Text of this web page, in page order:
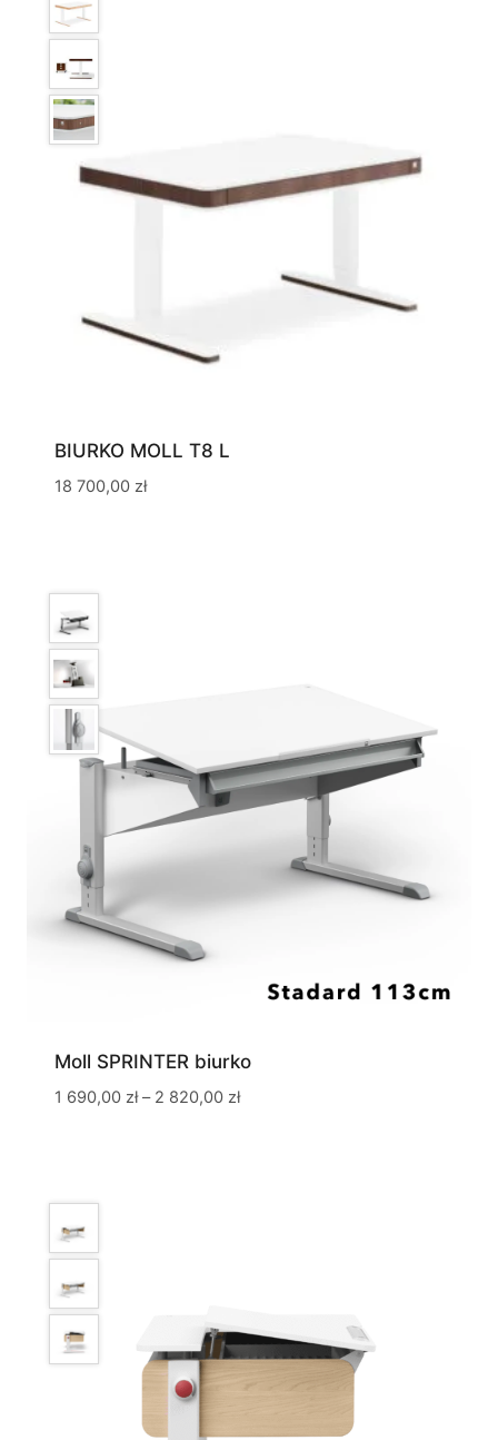
BIURKO MOLL T8 L
18 700,00 zł
Moll SPRINTER biurko
1 690,00 zł – 2 820,00 złZakres